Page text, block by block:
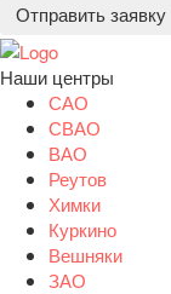
Отправить заявку
Наши центры
САО
СВАО
ВАО
Реутов
Химки
Куркино
Вешняки
ЗАО